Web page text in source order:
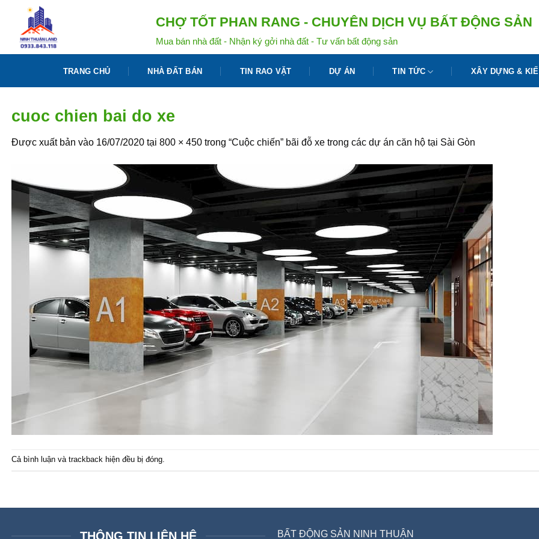
dung
CHỢ TỐT PHAN RANG - CHUYÊN DỊCH VỤ BẤT ĐỘNG SẢN
Mua bán nhà đất - Nhận ký gởi nhà đất - Tư vấn bất động sản
TRANG CHỦ NHÀ ĐẤT BÁN TIN RAO VẶT DỰ ÁN TIN TỨC XÂY DỰNG &
cuoc chien bai do xe
Được xuất bản vào 16/07/2020 tại 800 × 450 trong “Cuộc chiến” bãi đỗ xe trong các dự án căn hộ tại Sài Gòn
Cả bình luận và trackback hiện đều bị đóng.
THÔNG TIN LIÊN HỆ BẤT ĐỘNG SẢN NINH THUẬN